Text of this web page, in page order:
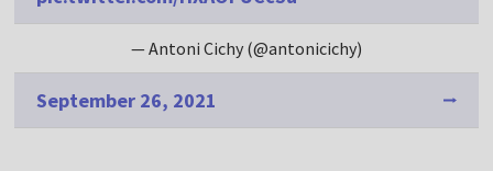
— Antoni Cichy (@antonicichy)
September 26, 2021